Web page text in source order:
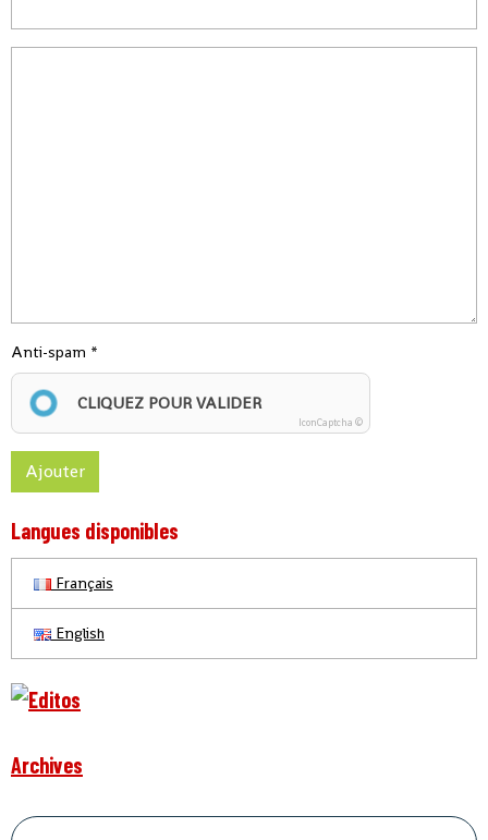
Anti-spam
CLIQUEZ POUR VALIDER
IconCaptcha ©
Ajouter
Langues disponibles
Français
English
Archives